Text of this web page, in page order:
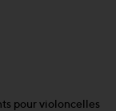
pour violoncelles